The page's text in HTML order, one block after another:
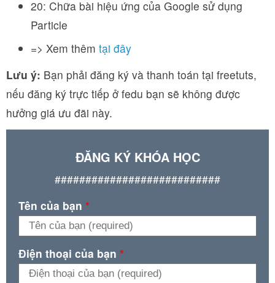
20: Chữa bài hiệu ứng của Google sử dụng
Particle
=> Xem thêm tại đây
Lưu ý: Bạn phải đăng ký và thanh toán tại freetuts,
nếu đăng ký trực tiếp ở fedu bạn sẽ không được
hưởng giá ưu đãi này.
ĐĂNG KÝ KHÓA HỌC
###########################
Tên của bạn *
Điện thoại của bạn *